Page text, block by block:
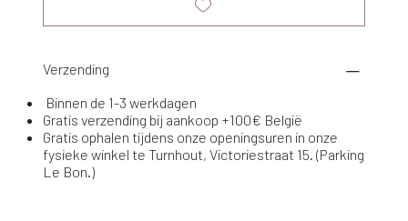
Verzending
Binnen de 1-3 werkdagen
Gratis verzending bij aankoop +100€ België
Gratis ophalen tijdens onze openingsuren in onze
fysieke winkel te Turnhout, Victoriestraat 15. (Parking
Le Bon.)